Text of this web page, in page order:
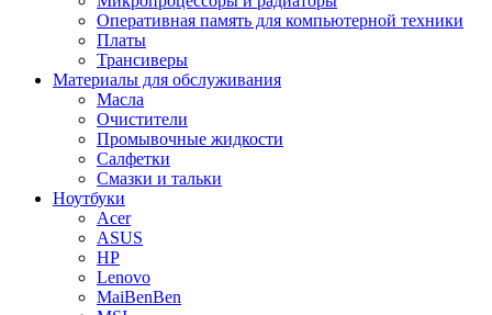
Оперативная память для компьютерной техники
Платы
Трансиверы
Материалы для обслуживания
Масла
Очистители
Промывочные жидкости
Салфетки
Смазки и тальки
Ноутбуки
Acer
ASUS
HP
Lenovo
MaiBenBen